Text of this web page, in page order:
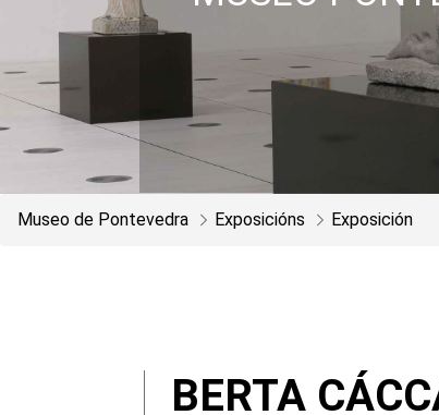
Museo de Pontevedra Exposicións Exposición
BERTA